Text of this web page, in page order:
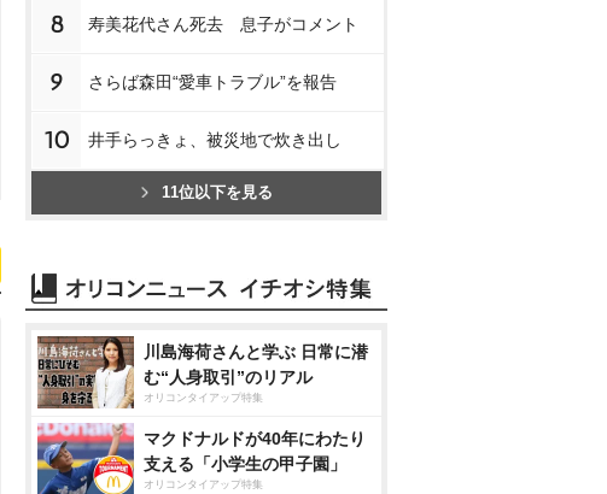
8 寿美花代さん死去 息子がコメント
9 さらば森田“愛車トラブル”を報告
10 井手らっきょ、被災地で炊き出し
11位以下を見る
川島海荷さんと学ぶ 日常に潜
む“人身取引”のリアル
オリコンタイアップ特集
マクドナルドが40年にわたり
支える「小学生の甲子園」
オリコンタイアップ特集